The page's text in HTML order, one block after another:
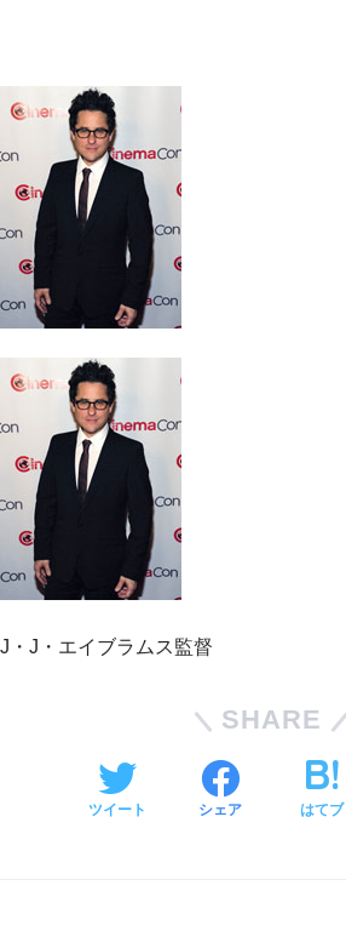
J・J・エイブラムス監督
SHARE
ツイート シェア はてブ